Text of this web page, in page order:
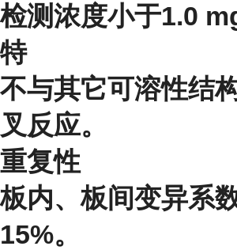
检测浓度小于1.0
特
不与其它可溶性结
叉反应。
重复性
板内、板间变异系
15%。